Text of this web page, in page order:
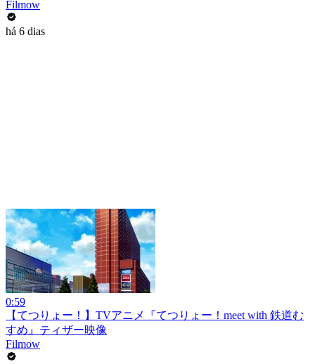
Filmow
há 6 dias
0:59
【てつりょー！】TVアニメ『てつりょー！meet with 鉄道む
すめ』ティザー映像
Filmow